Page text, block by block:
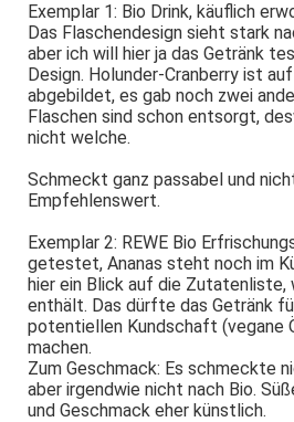
Exemplar 1: Bio Drink, käuflich
Das Flaschendesign sieht stark
aber ich will hier ja das Getränk
Design. Holunder-Cranberry ist
abgebildet, es gab noch zwei
Flaschen sind schon entsorgt,
nicht welche.
Schmeckt ganz passabel und
Empfehlenswert.
Exemplar 2: REWE Bio
getestet, Ananas steht noch im
hier ein Blick auf die Zutatenliste,
enthält. Das dürfte das Getränk
potentiellen Kundschaft (vegane
machen.
Zum Geschmack: Es schmeckte
aber irgendwie nicht nach Bio.
und Geschmack eher künstlich.